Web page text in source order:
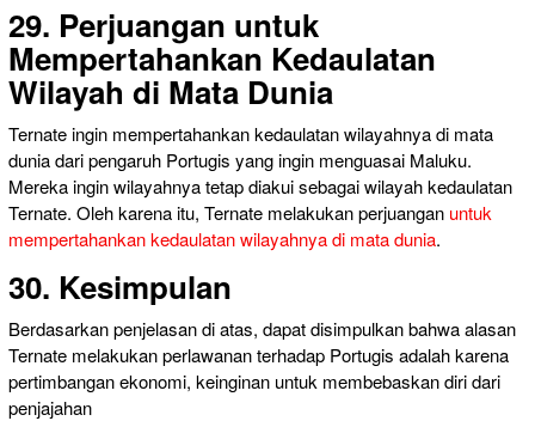
29. Perjuangan untuk
Mempertahankan Kedaulatan
Wilayah di Mata Dunia
Ternate ingin mempertahankan kedaulatan wilayahnya di mata
dunia dari pengaruh Portugis yang ingin menguasai Maluku.
Mereka ingin wilayahnya tetap diakui sebagai wilayah kedaulatan
Ternate. Oleh karena itu, Ternate melakukan perjuangan untuk
mempertahankan kedaulatan wilayahnya di mata dunia.
30. Kesimpulan
Berdasarkan penjelasan di atas, dapat disimpulkan bahwa alasan
Ternate melakukan perlawanan terhadap Portugis adalah karena
pertimbangan ekonomi, keinginan untuk membebaskan diri dari
penjajahan